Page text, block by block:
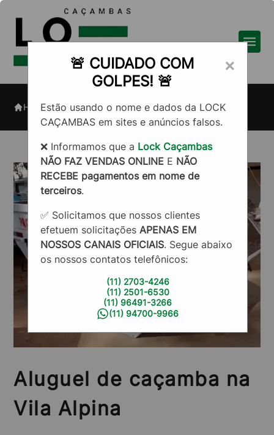
×
🚨 CUIDADO COM
GOLPES! 🚨
Estão usando o nome e dados da LOCK
CAÇAMBAS em sites e anúncios falsos.
❌ Informamos que a Lock Caçambas
NÃO FAZ VENDAS ONLINE E NÃO
RECEBE pagamentos em nome de
terceiros.
✅ Solicitamos que nossos clientes
efetuem solicitações APENAS EM
NOSSOS CANAIS OFICIAIS. Segue abaixo
os nossos contatos telefônicos:
(11) 2703-4246
(11) 2501-6530
(11) 96491-3266
(11) 94700-9966
Home Informações
Alpina
Aluguel de caçamba na
Vila Alpina